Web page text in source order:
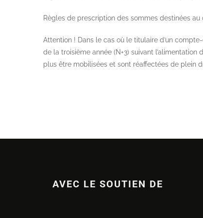
Règles de prescription des sommes destinées
Attention ! Dans le cas où le titulaire d’un
de la troisième année (N+3) suivant
plus être mobilisées et sont réaffectées de plein
AVEC LE SOUTIEN DE